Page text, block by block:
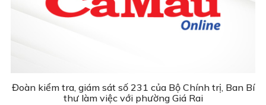
Đoàn kiểm tra, giám sát số 231 của Bộ Chính trị, Ban Bí
thư làm việc với phường Giá Rai